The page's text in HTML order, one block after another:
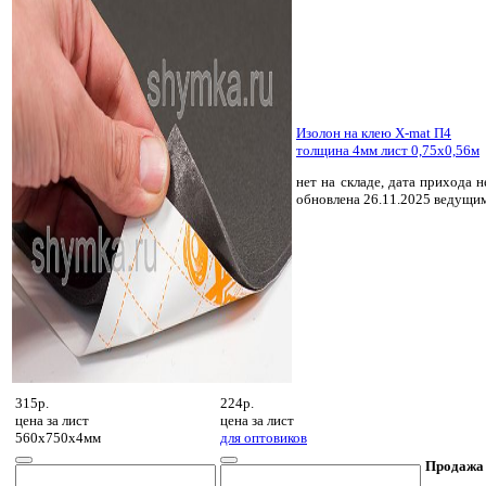
Изолон на клею X-mat П4
толщина 4мм лист 0,75х0,56м
нет на складе, дата прихода
обновлена 26.11.2025
315р.
цена за лист
560х750х4мм
224р.
цена за лист
для оптовиков
Продажа